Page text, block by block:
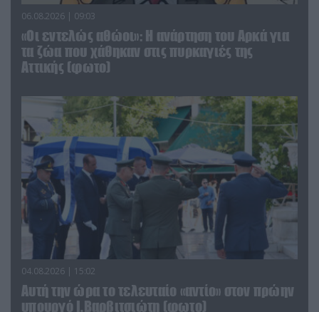
06.08.2026 | 09:03
«Οι εντελώς αθώοι»: Η ανάρτηση του Αρκά για
τα ζώα που χάθηκαν στις πυρκαγιές της
Αττικής (φωτο)
04.08.2026 | 15:02
Αυτή την ώρα το τελευταίο «αντίο» στον πρώην
υπουργό Ι.Βαρβιτσιώτη (φωτο)